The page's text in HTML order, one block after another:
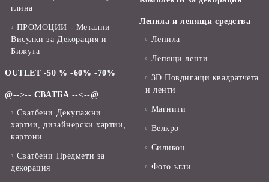
глина
ПРОМОЦИИ - Метални
Висулки за Декорация и
Бижута
OUTLET -50 % -60% -70%
@-->-- СВАТБА --<--@
Сватбени Декупажни
хартии, дизайнерски хартии,
картони
Сватбени Предмети за
декорация
Лепила и лепящи средства
Лепила
Лепящи ленти
3D Повдигащи квадратчета
и ленти
Магнити
Велкро
Силикон
Фото ъгли